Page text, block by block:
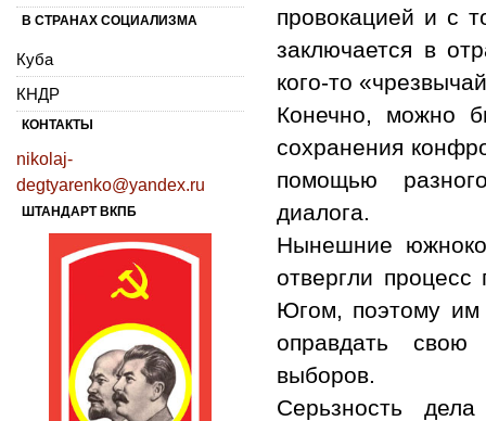
провокацией и с
заключается в
кого-то
Конечно, можно
сохранения
помощью
диалога.
Нынешние
отвергли
Югом, поэтому им
оправдать свою
выборов.
Серьзность
В СТРАНАХ СОЦИАЛИЗМА
Куба
КНДР
КОНТАКТЫ
nikolaj-
degtyarenko@yandex.ru
ШТАНДАРТ ВКПБ